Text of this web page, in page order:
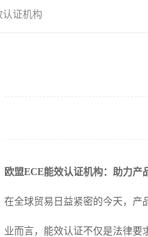
认证机构
欧盟ECE能效认证机构：助力产
在全球贸易日益紧密的今天，产
业而言，能效认证不仅是法律要